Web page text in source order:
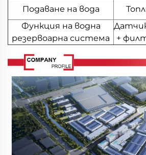
Подаване на вода
Функция на водна
резервоарна система
+